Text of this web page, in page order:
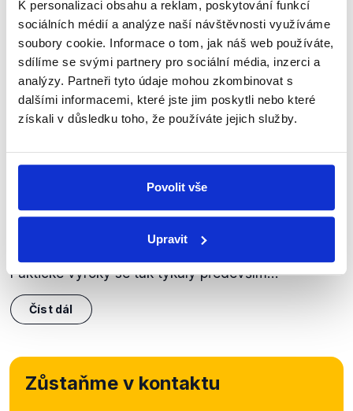
K personalizaci obsahu a reklam, poskytování funkcí
sociálních médií a analýze naší návštěvnosti využíváme
soubory cookie. Informace o tom, jak náš web používáte,
sdílíme se svými partnery pro sociální média, inzerci a
analýzy. Partneři tyto údaje mohou zkombinovat s
dalšími informacemi, které jste jim poskytli nebo které
získali v důsledku toho, že používáte jejich služby.
Povolit vše
Upravit
Nový šéf Poslanecké sněmovny
Poslankyně Michaela Šebelová (STAN) a poslanec
Aleš Juchelka (ANO) v pořadu Pro a proti debatovali
o volbě Tomia Okamury (SPD) do čela dolní komory.
Faktické výroky se tak týkaly především...
Číst dál
Zůstaňme v kontaktu